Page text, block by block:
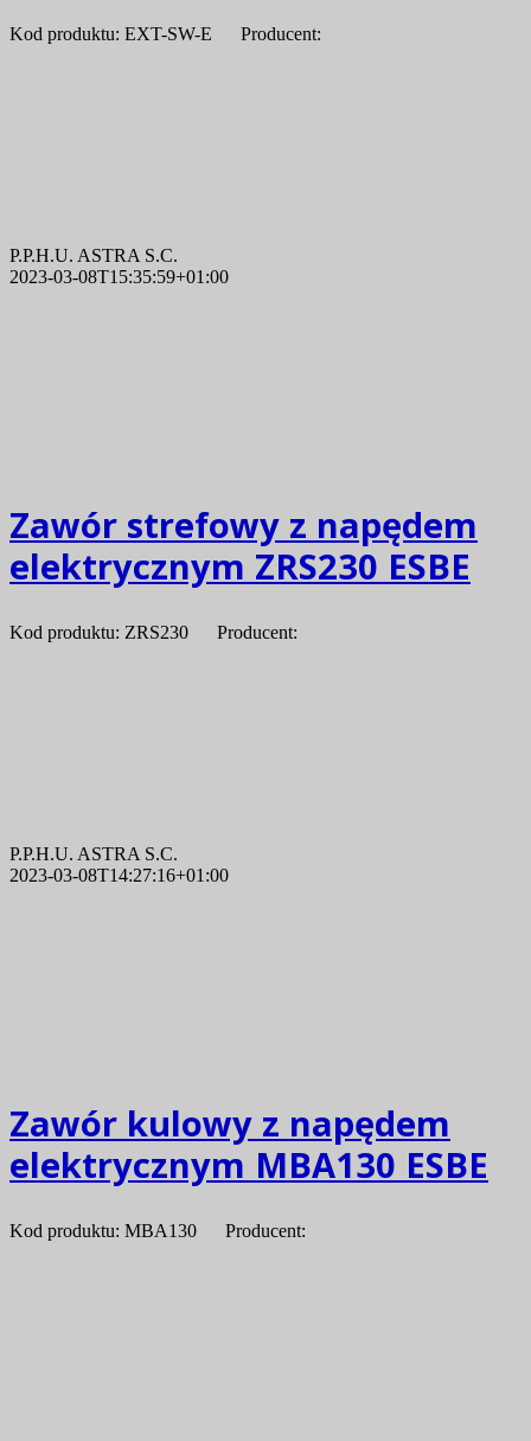
Kod produktu: EXT-SW-E Producent:
P.P.H.U. ASTRA S.C.
2023-03-08T15:35:59+01:00
Zawór strefowy z napędem
elektrycznym ZRS230 ESBE
Kod produktu: ZRS230 Producent:
P.P.H.U. ASTRA S.C.
2023-03-08T14:27:16+01:00
Zawór kulowy z napędem
elektrycznym MBA130 ESBE
Kod produktu: MBA130 Producent: